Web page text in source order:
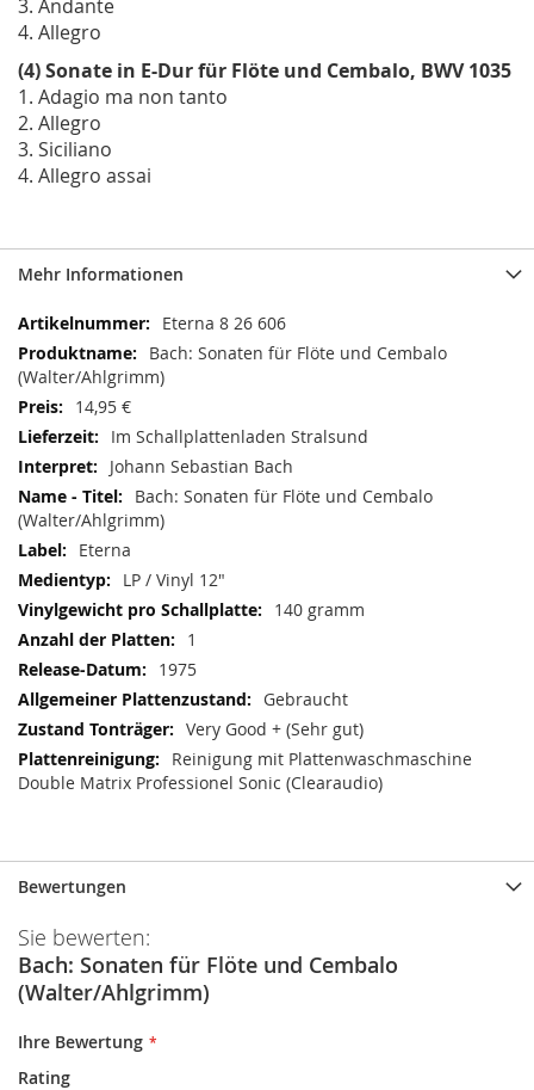
3. Andante
4. Allegro
(4) Sonate in E-Dur für Flöte und Cembalo, BWV 1035
1. Adagio ma non tanto
2. Allegro
3. Siciliano
4. Allegro assai
Mehr Informationen
Mehr
Informationen
Eterna 8 26 606
Bach: Sonaten für Flöte und Cembalo
(Walter/Ahlgrimm)
14,95 €
Im Schallplattenladen Stralsund
Johann Sebastian Bach
Bach: Sonaten für Flöte und Cembalo
(Walter/Ahlgrimm)
Eterna
LP / Vinyl 12"
140 gramm
1
1975
Gebraucht
Very Good + (Sehr gut)
Reinigung mit Plattenwaschmaschine
Double Matrix Professionel Sonic (Clearaudio)
Bewertungen
Sie bewerten:
Bach: Sonaten für Flöte und Cembalo
(Walter/Ahlgrimm)
Ihre Bewertung
Rating